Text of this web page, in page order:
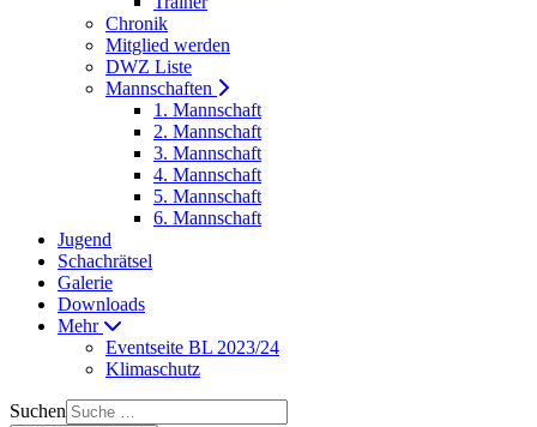
Chronik
Mitglied werden
DWZ Liste
Mannschaften
1. Mannschaft
2. Mannschaft
3. Mannschaft
4. Mannschaft
5. Mannschaft
6. Mannschaft
Jugend
Schachrätsel
Galerie
Downloads
Mehr
Eventseite BL 2023/24
Klimaschutz
Suchen